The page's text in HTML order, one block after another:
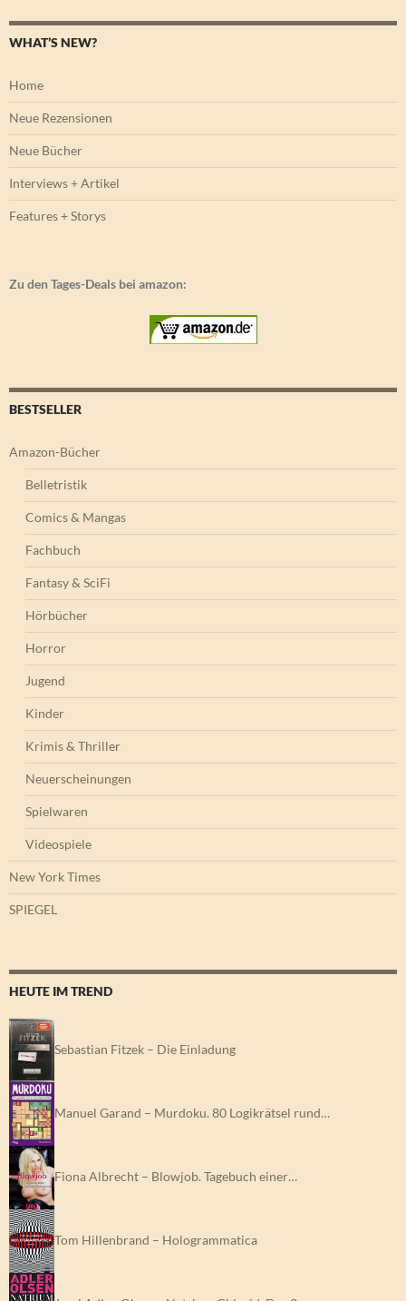
WHAT’S NEW?
Home
Neue Rezensionen
Neue Bücher
Interviews + Artikel
Features + Storys
Zu den Tages-Deals bei amazon:
BESTSELLER
Amazon-Bücher
Belletristik
Comics & Mangas
Fachbuch
Fantasy & SciFi
Hörbücher
Horror
Jugend
Kinder
Krimis & Thriller
Neuerscheinungen
Spielwaren
Videospiele
New York Times
SPIEGEL
HEUTE IM TREND
Sebastian Fitzek – Die Einladung
Manuel Garand – Murdoku. 80 Logikrätsel rund…
Fiona Albrecht – Blowjob. Tagebuch einer…
Tom Hillenbrand – Hologrammatica